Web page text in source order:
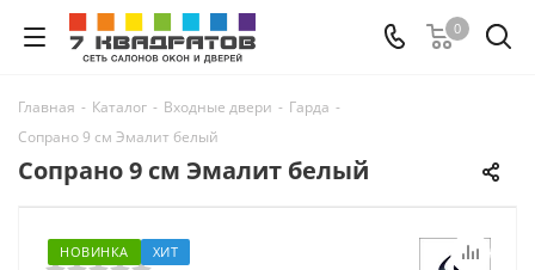
0
Главная - Каталог - Входные двери - Гарда -
Сопрано 9 см Эмалит белый
Сопрано 9 см Эмалит белый
НОВИНКА ХИТ